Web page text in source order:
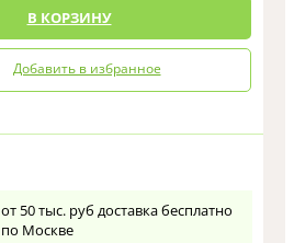
В КОРЗИНУ
Добавить в избранное
от 50 тыс. руб доставка бесплатно
по Москве